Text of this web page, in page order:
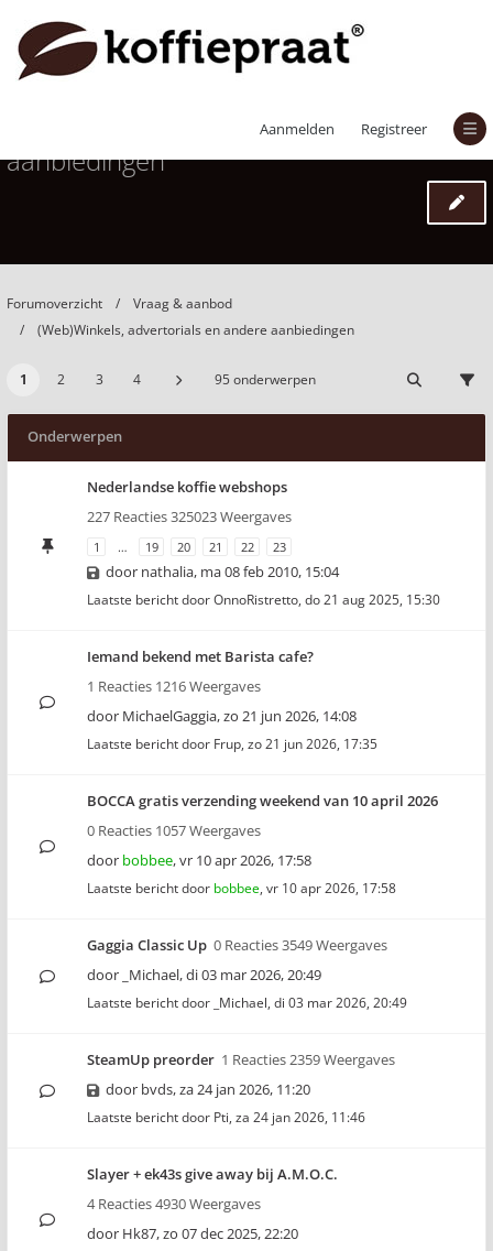
Aanmelden Registreer
(Web)Winkels, advertorials en andere
aanbiedingen
Forumoverzicht
Vraag & aanbod
(Web)Winkels, advertorials en andere aanbiedingen
1 2 3 4 95 onderwerpen
Onderwerpen
Nederlandse koffie webshops
227 Reacties 325023 Weergaves
1 … 19 20 21 22 23
door nathalia, ma 08 feb 2010, 15:04
Laatste bericht doorOnnoRistretto, do 21 aug 2025, 15:30
Iemand bekend met Barista cafe?
1 Reacties 1216 Weergaves
door MichaelGaggia,zo 21 jun 2026, 14:08
Laatste bericht door Frup, zo 21 jun 2026, 17:35
BOCCA gratis verzending weekend van 10 april 2026
0 Reacties 1057 Weergaves
door bobbee,vr 10 apr 2026, 17:58
Laatste bericht door bobbee, vr 10 apr 2026, 17:58
Gaggia Classic Up 0 Reacties 3549 Weergaves
door _Michael,di 03 mar 2026, 20:49
Laatste bericht door _Michael, di 03 mar 2026, 20:49
SteamUp preorder 1 Reacties 2359 Weergaves
door bvds,za 24 jan 2026, 11:20
Laatste bericht door Pti, za 24 jan 2026, 11:46
Slayer + ek43s give away bij A.M.O.C.
4 Reacties 4930 Weergaves
door Hk87,zo 07 dec 2025, 22:20